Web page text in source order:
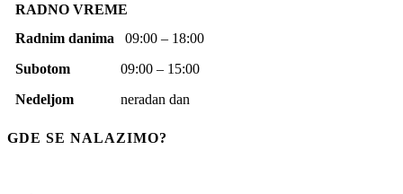
RADNO VREME
Radnim danima 09:00 – 18:00
Subotom 09:00 – 15:00
Nedeljom neradan dan
GDE SE NALAZIMO?